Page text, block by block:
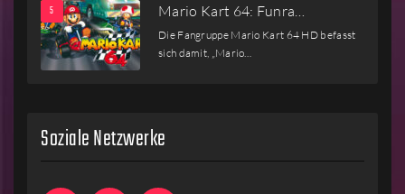
Mario Kart 64: Funra…
Die Fangruppe Mario Kart 64 HD befasst
sich damit, „Mario…
Soziale Netzwerke